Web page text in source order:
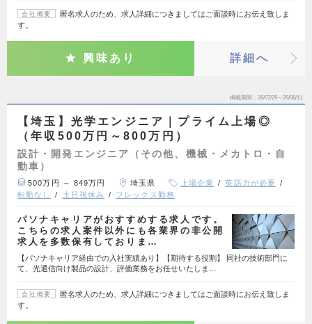
会社概要
匿名求人のため、求人詳細につきましてはご面談時にお伝え致しま
す。
興味あり 詳細へ
掲載期間 26/07/29～26/08/11
【埼玉】光学エンジニア｜プライム上場◎
（年収500万円～800万円）
設計・開発エンジニア（その他、機械・メカトロ・自
動車）
500万円 ～ 849万円 埼玉県 上場企業
英語力が必要
転勤なし
土日祝休み フレックス勤務
パソナキャリアがおすすめする求人です。
こちらの求人案件以外にも各業界の非公開
求人を多数保有しておりま…
【パソナキャリア経由での入社実績あり】【期待する役割】 同社の技術部門に
て、光通信向け製品の設計、評価業務をお任せいたしま…
会社概要
匿名求人のため、求人詳細につきましてはご面談時にお伝え致しま
す。